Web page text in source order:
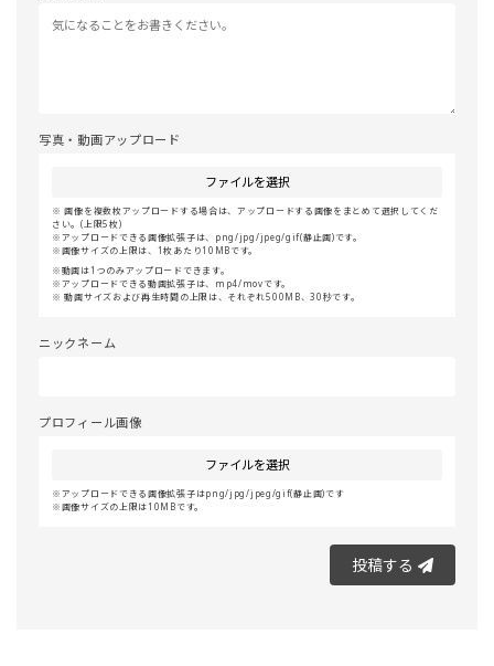
写真・動画アップロード
ファイルを選択
画像を複数枚アップロードする場合は、アップロードする画像をまとめて選択してくだ
さい。(上限5枚)
アップロードできる画像拡張子は、png/jpg/jpeg/gif(静止画)です。
画像サイズの上限は、1枚あたり10MBです。
動画は1つのみアップロードできます。
アップロードできる動画拡張子は、mp4/movです。
動画サイズおよび再生時間の上限は、それぞれ500MB、30秒です。
ニックネーム
プロフィール画像
ファイルを選択
アップロードできる画像拡張子はpng/jpg/jpeg/gif(静止画)です
画像サイズの上限は10MBです。
投稿する